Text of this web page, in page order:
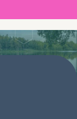
Boka en demo